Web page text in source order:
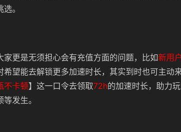
。
家更是无须担心会有充值方面的问题，比如新用户
希望能去解锁更多加速时长，其实到时也可主动
不卡顿】这一口令去领取72h的加速时长，助力
发生。